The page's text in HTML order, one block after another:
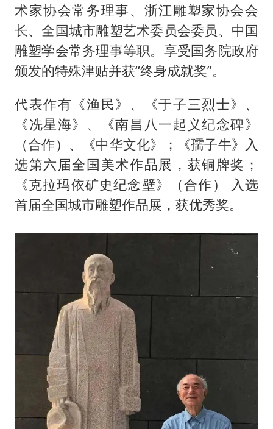
术家协会常务理事、浙江雕塑家协会会
长、全国城市雕塑艺术委员会委员、中国
雕塑学会常务理事等职。享受国务院政府
颁发的特殊津贴并获“终身成就奖”。
代表作有《渔民》、《于子三烈士》、
《冼星海》、《南昌八一起义纪念碑》
（合作）、《中华文化》；《孺子牛》入
选第六届全国美术作品展，获铜牌奖；
《克拉玛依矿史纪念壁》（合作） 入选
首届全国城市雕塑作品展，获优秀奖。